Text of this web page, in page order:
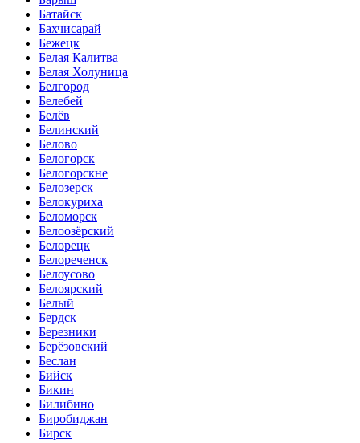
Батайск
Бахчисарай
Бежецк
Белая Калитва
Белая Холуница
Белгород
Белебей
Белёв
Белинский
Белово
Белогорск
Белогорскне
Белозерск
Белокуриха
Беломорск
Белоозёрский
Белорецк
Белореченск
Белоусово
Белоярский
Белый
Бердск
Березники
Берёзовский
Беслан
Бийск
Бикин
Билибино
Биробиджан
Бирск